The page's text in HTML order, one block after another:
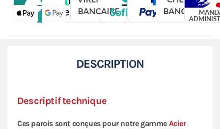
DESCRIPTION
Descriptif technique
Ces parois sont conçues pour notre gamme Acier